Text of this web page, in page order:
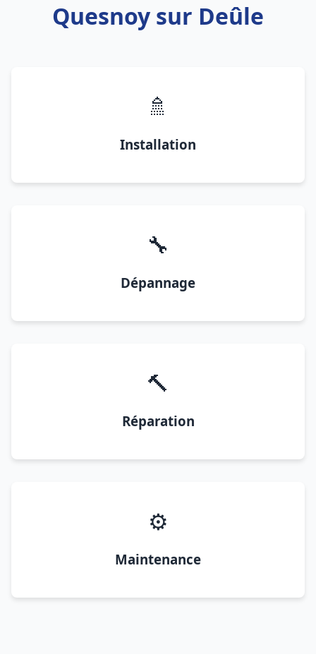
Quesnoy sur Deûle
🚿
Installation
🔧
Dépannage
🔨
Réparation
⚙️
Maintenance